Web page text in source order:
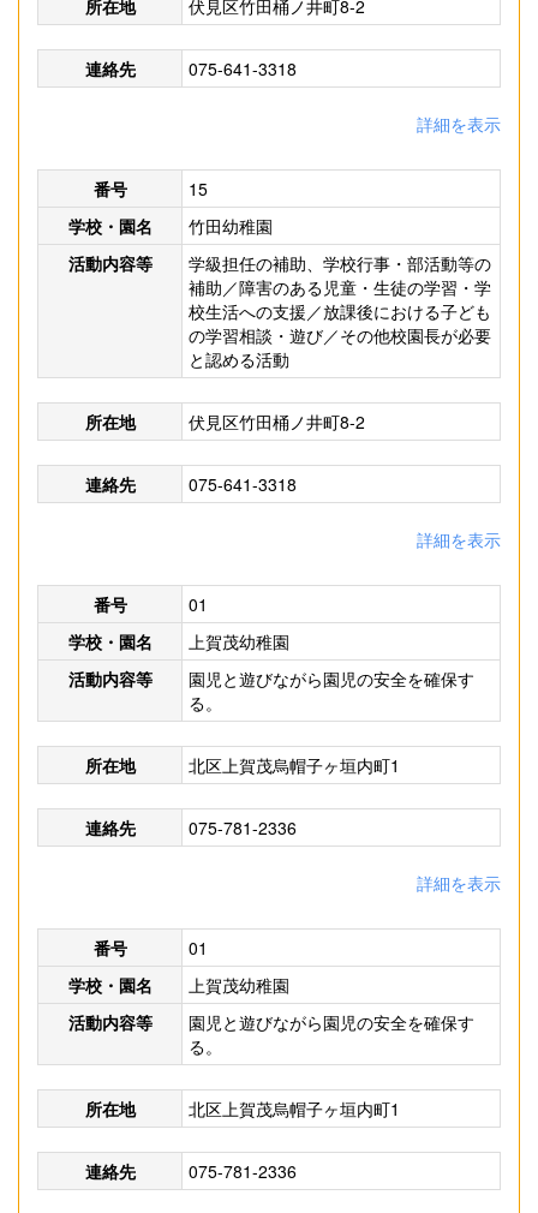
所在地 伏見区竹田桶ノ井町8-2
連絡先 075-641-3318
詳細を表示
番号
15
学校・園名
竹田幼稚園
活動内容等
学級担任の補助、学校行事・部活動等の
補助／障害のある児童・生徒の学習・学
校生活への支援／放課後における子ども
の学習相談・遊び／その他校園長が必要
と認める活動
所在地 伏見区竹田桶ノ井町8-2
連絡先 075-641-3318
詳細を表示
番号
01
学校・園名
上賀茂幼稚園
活動内容等
園児と遊びながら園児の安全を確保す
る。
所在地 北区上賀茂烏帽子ヶ垣内町1
連絡先 075-781-2336
詳細を表示
番号
01
学校・園名
上賀茂幼稚園
活動内容等
園児と遊びながら園児の安全を確保す
る。
所在地 北区上賀茂烏帽子ヶ垣内町1
連絡先 075-781-2336